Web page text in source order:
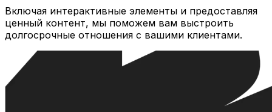
Включая интерактивные элементы и предоставляя
ценный контент, мы поможем вам выстроить
долгосрочные отношения с вашими клиентами.